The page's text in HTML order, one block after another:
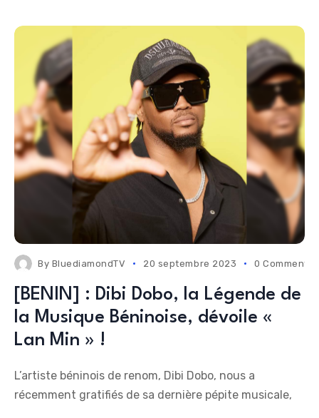
By BluediamondTV 20 septembre 2023 0 Comments
[BENIN] : Dibi Dobo, la Légende de
la Musique Béninoise, dévoile «
Lan Min » !
L’artiste béninois de renom, Dibi Dobo, nous a
récemment gratifiés de sa dernière pépite musicale,